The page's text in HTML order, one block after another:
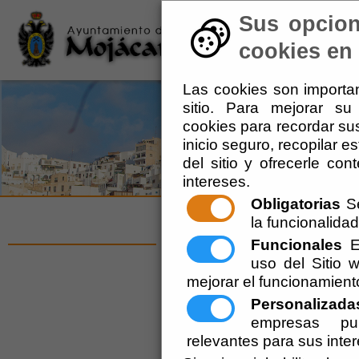
Sus
cookies
Las cookies son
sitio. Para mejorar su
cookies para recordar
inicio seguro, recopilar
del sitio y ofrecerle
intereses.
Obligatorias
la
Funcionales
uso del Sitio
mejorar el
empresas
relevantes para sus
Ayuntamiento
El
presupuesto
de la
Vigente.